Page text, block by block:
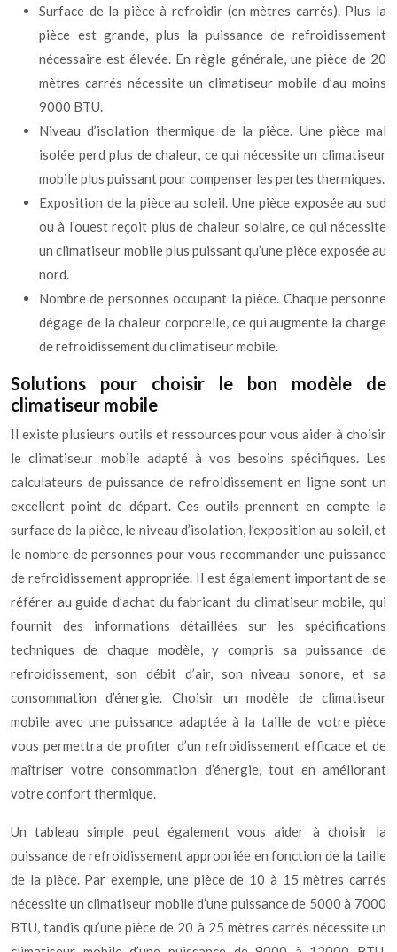
Surface de la pièce à refroidir (en mètres carrés). Plus la
pièce est grande, plus la puissance de refroidissement
nécessaire est élevée. En règle générale, une pièce de 20
mètres carrés nécessite un climatiseur mobile d’au moins
9000 BTU.
Niveau d’isolation thermique de la pièce. Une pièce mal
isolée perd plus de chaleur, ce qui nécessite un climatiseur
mobile plus puissant pour compenser les pertes thermiques.
Exposition de la pièce au soleil. Une pièce exposée au sud
ou à l’ouest reçoit plus de chaleur solaire, ce qui nécessite
un climatiseur mobile plus puissant qu’une pièce exposée au
nord.
Nombre de personnes occupant la pièce. Chaque personne
dégage de la chaleur corporelle, ce qui augmente la charge
de refroidissement du climatiseur mobile.
Solutions pour choisir le bon modèle de
climatiseur mobile
Il existe plusieurs outils et ressources pour vous aider à choisir
le climatiseur mobile adapté à vos besoins spécifiques. Les
calculateurs de puissance de refroidissement en ligne sont un
excellent point de départ. Ces outils prennent en compte la
surface de la pièce, le niveau d’isolation, l’exposition au soleil, et
le nombre de personnes pour vous recommander une puissance
de refroidissement appropriée. Il est également important de se
référer au guide d’achat du fabricant du climatiseur mobile, qui
fournit des informations détaillées sur les spécifications
techniques de chaque modèle, y compris sa puissance de
refroidissement, son débit d’air, son niveau sonore, et sa
consommation d’énergie. Choisir un modèle de climatiseur
mobile avec une puissance adaptée à la taille de votre pièce
vous permettra de profiter d’un refroidissement efficace et de
maîtriser votre consommation d’énergie, tout en améliorant
votre confort thermique.
Un tableau simple peut également vous aider à choisir la
puissance de refroidissement appropriée en fonction de la taille
de la pièce. Par exemple, une pièce de 10 à 15 mètres carrés
nécessite un climatiseur mobile d’une puissance de 5000 à 7000
BTU, tandis qu’une pièce de 20 à 25 mètres carrés nécessite un